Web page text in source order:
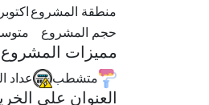
منطقة المشروعاكتوبر
حجم المشروع
مميزات المشروع
متشطب عداد
العنوان علي